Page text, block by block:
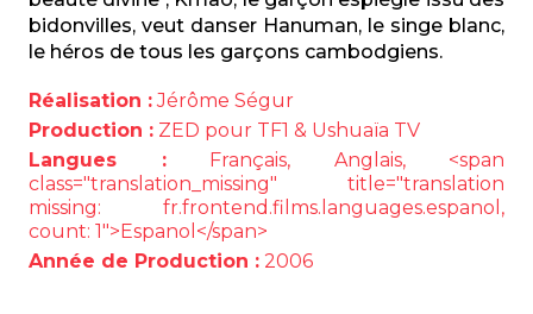
bidonvilles, veut danser Hanuman, le singe blanc,
le héros de tous les garçons cambodgiens.
Réalisation :Jérôme Ségur
Production : ZED pour TF1 & Ushuaïa TV
Langues :Français, Anglais, <span
class="translation_missing" title="translation
missing: fr.frontend.films.languages.espanol,
count: 1">Espanol</span>
Année de Production : 2006